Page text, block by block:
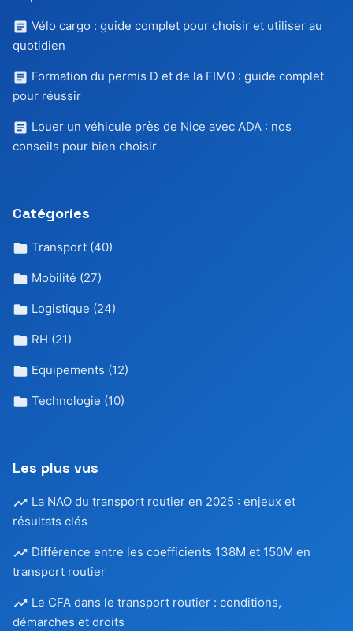
Vélo cargo : guide complet pour choisir et utiliser au
quotidien
Formation du permis D et de la FIMO : guide complet
pour réussir
Louer un véhicule près de Nice avec ADA : nos
conseils pour bien choisir
Catégories
Transport (40)
Mobilité (27)
Logistique (24)
RH (21)
Equipements (12)
Technologie (10)
Les plus vus
La NAO du transport routier en 2025 : enjeux et
résultats clés
Différence entre les coefficients 138M et 150M en
transport routier
Le CFA dans le transport routier : conditions,
démarches et droits